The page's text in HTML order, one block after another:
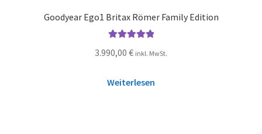
Goodyear Ego1 Britax Römer Family Edition
5.00
3.990,00 € inkl. MwSt.
Weiterlesen